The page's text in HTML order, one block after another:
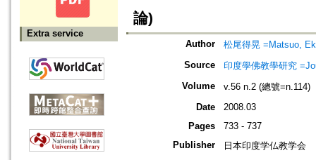
Extra service
論)
Author
松尾得晃 =Matsuo,
Source
印度學佛教學研究
Volume
v.56 n.2 (總號=n.114)
Date
2008.03
Pages
733 - 737
Publisher
日本印度学仏教学会